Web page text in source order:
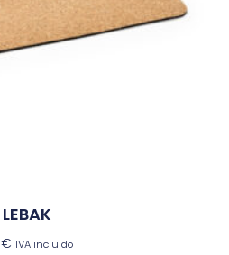
LEBAK
€ IVA incluido